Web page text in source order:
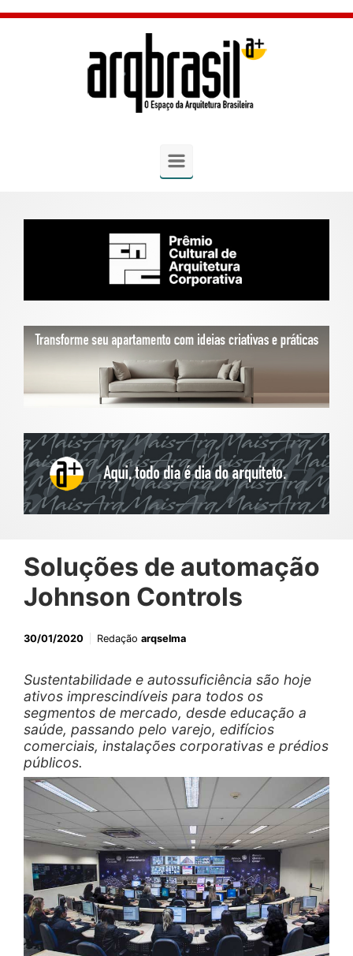
Skip to main content
Soluções de automação
Johnson Controls
30/01/2020 Redação arqselma
Sustentabilidade e autossuficiência são hoje
ativos imprescindíveis para todos os
segmentos de mercado, desde educação a
saúde, passando pelo varejo, edifícios
comerciais, instalações corporativas e prédios
públicos.